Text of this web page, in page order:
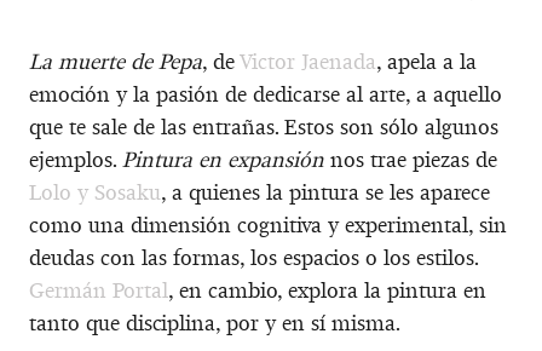
La muerte de Pepa, deVictor Jaenada, apela a la
emoción y la pasión de dedicarse al arte, a aquello
que te sale de las entrañas. Estos son sólo algunos
ejemplos. Pintura en expansión nos trae piezas de
Lolo y Sosaku, a quienes la pintura se les aparece
como una dimensión cognitiva y experimental, sin
deudas con las formas, los espacios o los estilos.
Germán Portal, en cambio, explora la pintura en
tanto que disciplina, por y en sí misma.